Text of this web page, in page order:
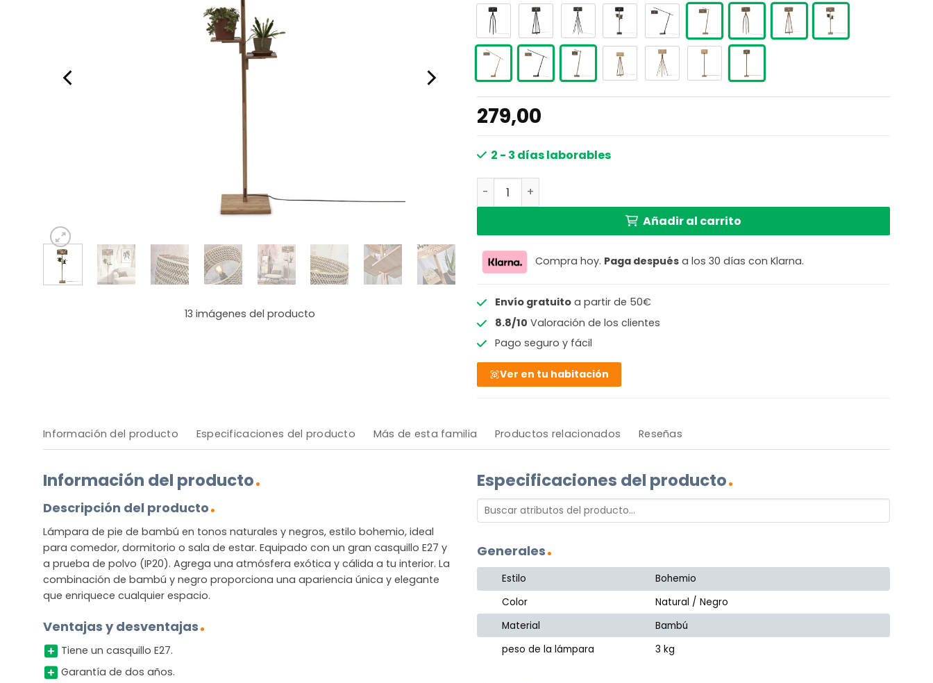
13 imágenes del producto
279,00
2 - 3 días laborables
Lámpara de pie bohemia de bambú negro y natural GOOD & MOJO Java cantidad
Añadir al carrito
Compra hoy. Paga después a los 30 días con Klarna.
Envío gratuitoa partir de 50€
8.8/10 Valoración de los clientes
Pago seguro y fácil
Ver en tu habitación
Información del producto Especificaciones del producto Más de esta familia Productos relacionados Reseñas
Información del producto
Descripción del producto
Lámpara de pie de bambú en tonos naturales y negros, estilo bohemio, ideal
para comedor, dormitorio o sala de estar. Equipado con un gran casquillo E27 y
a prueba de polvo (IP20). Agrega una atmósfera exótica y cálida a tu interior. La
combinación de bambú y negro proporciona una apariencia única y elegante
que enriquece cualquier espacio.
Ventajas y desventajas
Tiene un casquillo E27.
Garantía de dos años.
Especificaciones del producto
Generales
Estilo
Bohemio
Color
Natural / Negro
Material
Bambú
peso de la lámpara
3 kg